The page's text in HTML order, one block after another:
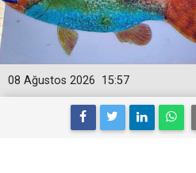
15:57
08 Ağustos 2026